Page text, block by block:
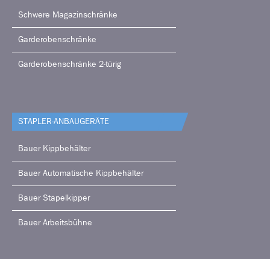
Schwere Magazinschränke
Garderobenschränke
Garderobenschränke 2-türig
STAPLER-ANBAUGERÄTE
Bauer Kippbehälter
Bauer Automatische Kippbehälter
Bauer Stapelkipper
Bauer Arbeitsbühne